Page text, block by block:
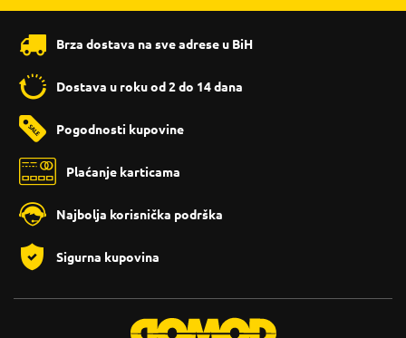
Brza dostava na sve adrese u BiH
Dostava u roku od 2 do 14 dana
Pogodnosti kupovine
Plaćanje karticama
Najbolja korisnička podrška
Sigurna kupovina